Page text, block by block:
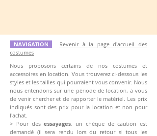
NAVIGATION
Revenir à la page d'accueil des
costumes
Nous proposons certains de nos costumes et
accessoires en location. Vous trouverez ci-dessous les
styles et les tailles qui pourraient vous convenir. Nous
nous entendons sur une période de location, à vous
de venir chercher et de rapporter le matériel. Les prix
indiqués sont des prix pour la location et non pour
l'achat.
> Pour desessayages, un chèque de caution est
demandé (il sera rendu lors du retour si tous les